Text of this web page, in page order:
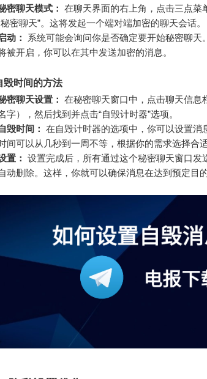
密聊天模式： 在聊天界面的右上角，点击三点菜
密聊天”。这将发起一个端对端加密的聊天会话。
动：
系统可能会询问你是否确定要开始秘密聊天
被开启，你可以在其中发送加密的消息。
毁时间的方法
密聊天设置： 在秘密聊天窗口中，点击聊天信息
字），然后找到并点击“自毁计时器”选项。
毁时间： 在自毁计时器的选项中，你可以设置消
间可以从几秒到一周不等，根据你的需求选择合适
置： 设置完成后，所有通过这个秘密聊天窗口发
动删除。这样，你就可以确保消息在达到预定目